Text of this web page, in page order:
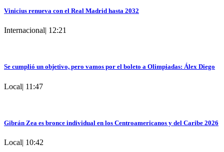
Vinicius renueva con el Real Madrid hasta 2032
Internacional| 12:21
Se cumplió un objetivo, pero vamos por el boleto a Olimpiadas: Álex Diego
Local| 11:47
Gibrán Zea es bronce individual en los Centroamericanos y del Caribe 2026
Local| 10:42